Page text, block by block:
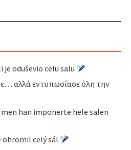
oduševio celu salu
αλλά εντυπωσίασε όλη την
han imponerte hele salen
celý sál